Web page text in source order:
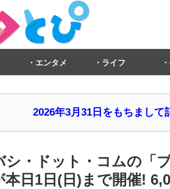
エンタメ ライフ
2026年3月31日をもちまして
シ・ドット・コムの「
本日1日(日)まで開催!